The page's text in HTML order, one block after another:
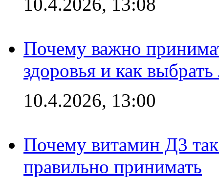
Почему важно
здоровья и как
10.4.2026, 13:00
Почему витамин Д3 так
правильно принимать